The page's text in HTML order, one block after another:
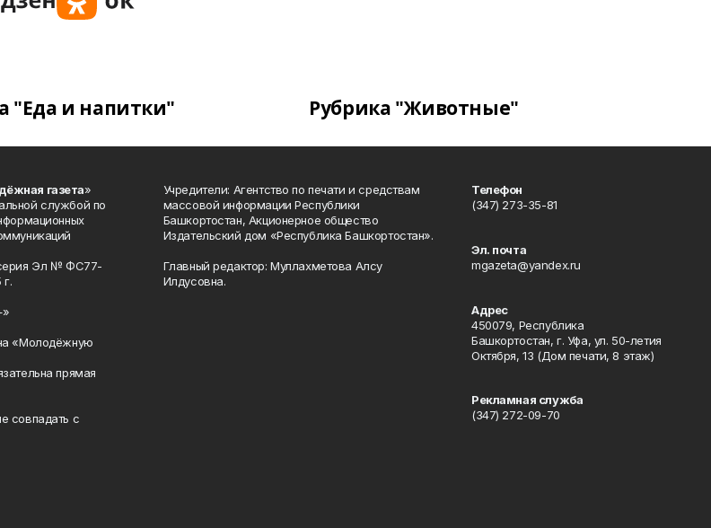
"Еда и напитки" Рубрика "Животные"
газета»
службой по
Эл № ФС77-
г.
«Молодёжную
прямая
совпадать с
Учредители: Агентство по печати и средствам
массовой информации Республики
Башкортостан, Акционерное общество
Издательский дом «Республика Башкортостан».
Главный редактор: Муллахметова Алсу
Илдусовна.
Телефон
(347) 273-35-81
Эл. почта
mgazeta@yandex.ru
Адрес
450079, Республика
Башкортостан, г. Уфа, ул. 50-летия
Октября, 13 (Дом печати, 8 этаж)
Рекламная служба
(347) 272-09-70